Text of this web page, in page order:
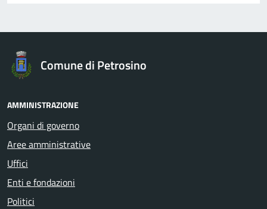
Comune di Petrosino
AMMINISTRAZIONE
Organi di governo
Aree amministrative
Uffici
Enti e fondazioni
Politici